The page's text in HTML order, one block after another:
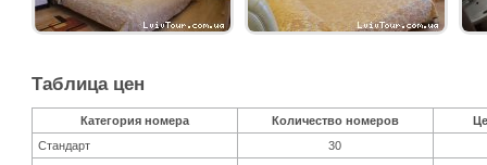
Таблица цен
Категория номера Количество номеров
Стандарт
30